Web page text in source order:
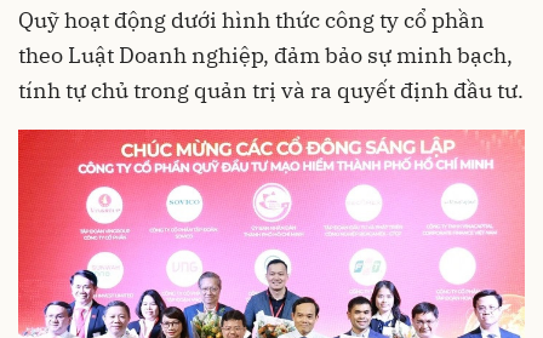
Quỹ hoạt động dưới hình thức công ty cổ phần
theo Luật Doanh nghiệp, đảm bảo sự minh bạch,
tính tự chủ trong quản trị và ra quyết định đầu tư.